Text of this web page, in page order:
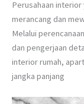
Perusahaan
merancang dan
Melalui
dan pengerjaan
interior rumah,
jangka panjang